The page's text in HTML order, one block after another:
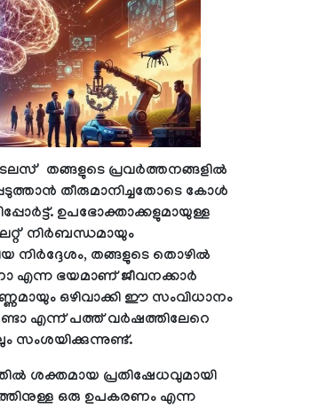
തങ്ങളുടെ പ്രവർത്തനങ്ങളിൽ
തീരുമാനിച്ചതോടെ കോൾ
ഉപഭോക്താക്കളുമായുള്ള
നിർബന്ധമായും
തങ്ങളുടെ തൊഴിൽ
എന്ന ഭയമാണ് ജീവനക്കാർ
ഒഴിവാക്കി ഈ സംവിധാനം
എന്ന് പത്ത് വർഷത്തിലേറെ
സംശയിക്കുന്നുണ്ട്.
ശക്തമായ പ്രതിഷേധവുമായി
ഒരു ഉപകരണം എന്ന